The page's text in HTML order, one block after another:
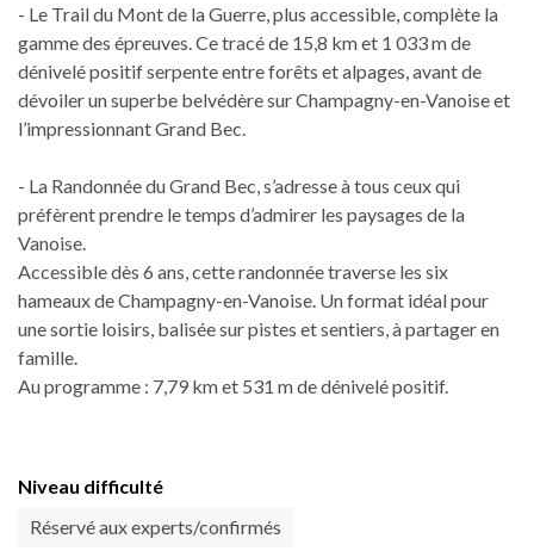
- Le Trail du Mont de la Guerre, plus accessible, complète la
gamme des épreuves. Ce tracé de 15,8 km et 1 033 m de
dénivelé positif serpente entre forêts et alpages, avant de
dévoiler un superbe belvédère sur Champagny-en-Vanoise et
l’impressionnant Grand Bec.
- La Randonnée du Grand Bec, s’adresse à tous ceux qui
préfèrent prendre le temps d’admirer les paysages de la
Vanoise.
Accessible dès 6 ans, cette randonnée traverse les six
hameaux de Champagny-en-Vanoise. Un format idéal pour
une sortie loisirs, balisée sur pistes et sentiers, à partager en
famille.
Au programme : 7,79 km et 531 m de dénivelé positif.
Niveau difficulté
Réservé aux experts/confirmés